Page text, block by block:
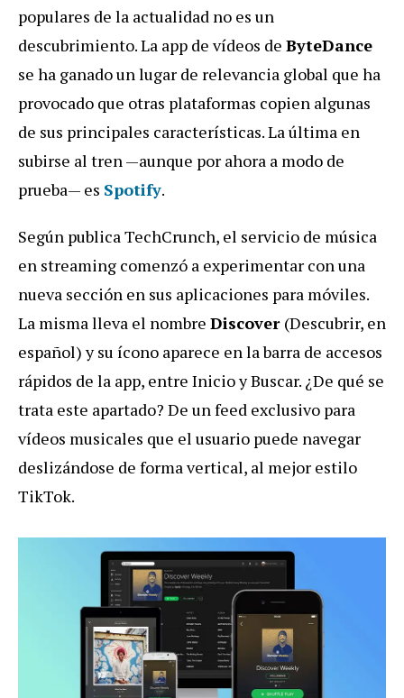
populares de la actualidad no es un
descubrimiento. La app de vídeos de ByteDance
se ha ganado un lugar de relevancia global que ha
provocado que otras plataformas copien algunas
de sus principales características. La última en
subirse al tren —aunque por ahora a modo de
prueba— es Spotify.
Según publica TechCrunch, el servicio de música
en streaming comenzó a experimentar con una
nueva sección en sus aplicaciones para móviles.
La misma lleva el nombre Discover (Descubrir, en
español) y su ícono aparece en la barra de accesos
rápidos de la app, entre Inicio y Buscar. ¿De qué se
trata este apartado? De un feed exclusivo para
vídeos musicales que el usuario puede navegar
deslizándose de forma vertical, al mejor estilo
TikTok.